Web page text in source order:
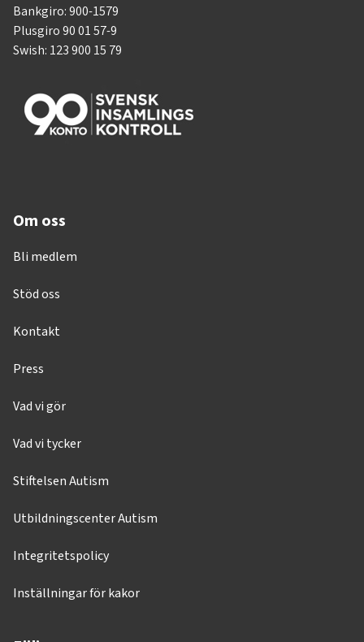
Bankgiro: 900-1579
Plusgiro 90 01 57-9
Swish: 123 900 15 79
Om oss
Bli medlem
Stöd oss
Kontakt
Press
Vad vi gör
Vad vi tycker
Stiftelsen Autism
Utbildningscenter Autism
Integritetspolicy
Inställningar för kakor